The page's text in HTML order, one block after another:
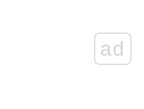
ad